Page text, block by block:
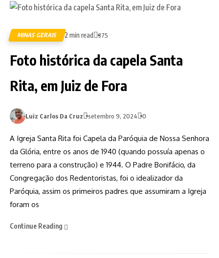
MINAS GERAIS 2 min read 375
Foto histórica da capela Santa
Rita, em Juiz de Fora
Luiz Carlos Da Cruz setembro 9, 2024 0
A Igreja Santa Rita foi Capela da Paróquia de Nossa Senhora
da Glória, entre os anos de 1940 (quando possuía apenas o
terreno para a construção) e 1944. O Padre Bonifácio, da
Congregação dos Redentoristas, foi o idealizador da
Paróquia, assim os primeiros padres que assumiram a Igreja
foram os
Continue Reading